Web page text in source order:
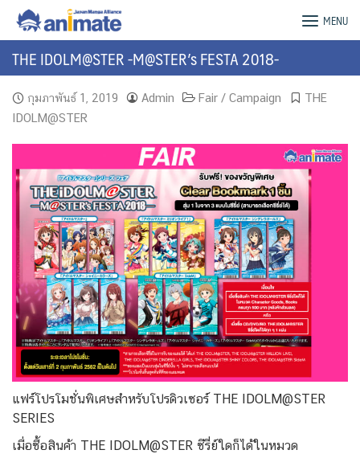
Skip
content
animate Bangkok – Official Website MENU
THE IDOLM@STER -M@STER’s FESTA 2018-
กุมภาพันธ์ 1, 2019 Admin Fair / Campaign
THE
IDOLM@STER
แฟร์โปรโมชั่นพิเศษสำหรับโปรดิวเซอร์ THE IDOLM@STER
SERIES
เมื่อซื้อสินค้า THE IDOLM@STER ซีรี่ย์ใดก็ได้ในหมวด